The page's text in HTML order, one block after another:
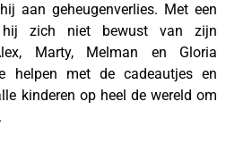
aan geheugenverlies. Met een
zich niet bewust van zijn
Marty, Melman en Gloria
helpen met de cadeautjes en
kinderen op heel de wereld om